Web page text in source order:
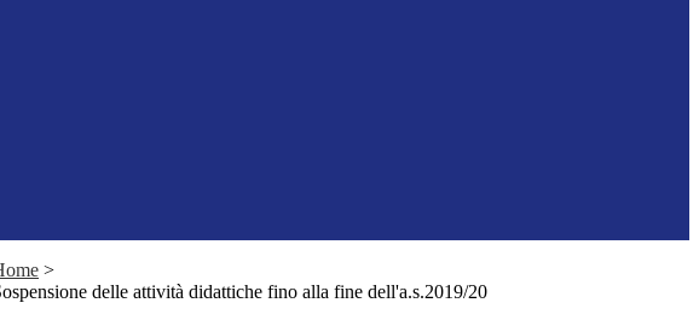
>
delle attività didattiche fino alla fine dell'a.s.2019/20